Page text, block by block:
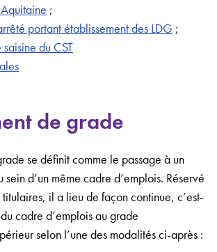
;
portant établissement des LDG ;
du CST
de grade
se définit comme le passage à un
d’un même cadre d’emplois. Réservé
il a lieu de façon continue, c’est-
cadre d’emplois au grade
selon l’une des modalités ci-après :